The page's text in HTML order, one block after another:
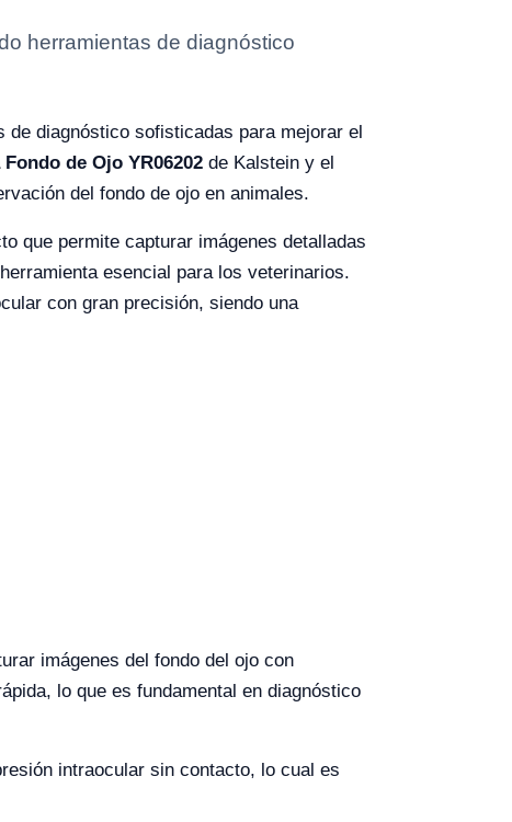
herramientas de diagnóstico
diagnóstico sofisticadas para mejorar el
de Ojo YR06202 de Kalstein y el
del fondo de ojo en animales.
que permite capturar imágenes detalladas
esencial para los veterinarios.
con gran precisión, siendo una
imágenes del fondo del ojo con
lo que es fundamental en diagnóstico
intraocular sin contacto, lo cual es